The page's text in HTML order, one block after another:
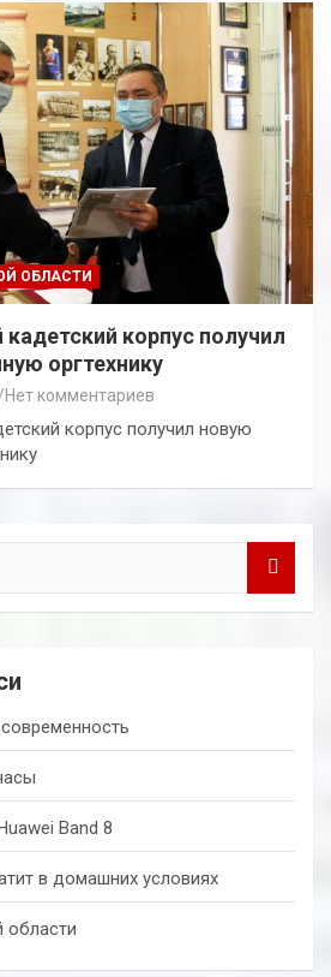
ОБЛАСТИ
корпус получил
оргтехнику
Нет комментариев
корпус получил новую
Band 8
в домашних условиях
области